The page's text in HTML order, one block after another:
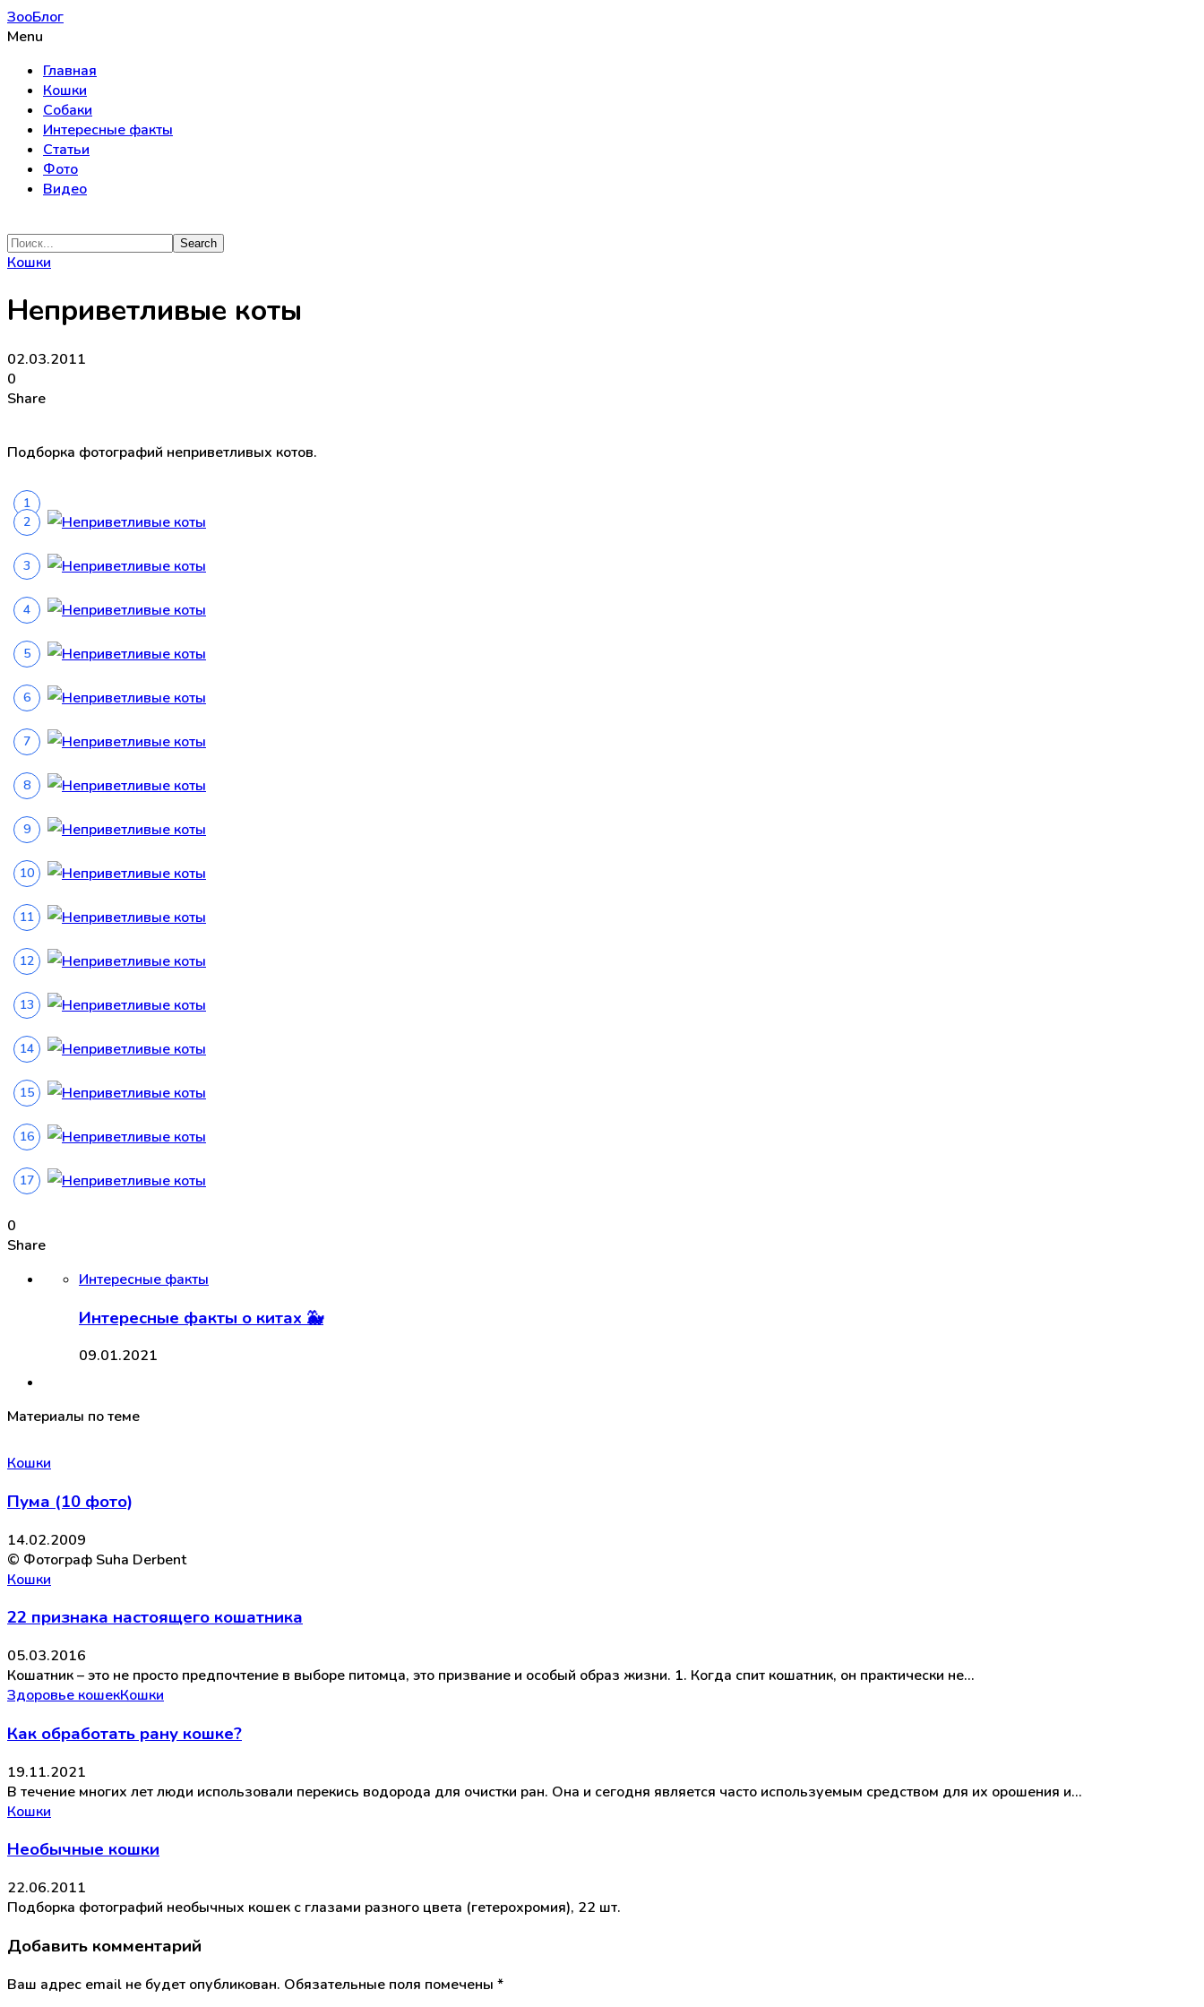
ЗооБлог
Menu
Главная
Кошки
Собаки
Интересные факты
Статьи
Фото
Видео
Кошки
Неприветливые коты
02.03.2011
0
Share
Подборка фотографий неприветливых котов.
0
Share
Интересные факты
Интересные факты о китах 🐳
09.01.2021
Материалы по теме
Кошки
Пума (10 фото)
14.02.2009
© Фотограф Suha Derbent
Кошки
22 признака настоящего кошатника
05.03.2016
Кошатник – это не просто предпочтение в выборе питомца, это призвание и особый образ жизни. 1. Когда спит кошатник, он практически не…
Здоровье кошекКошки
Как обработать рану кошке?
19.11.2021
В течение многих лет люди использовали перекись водорода для очистки ран. Она и сегодня является часто используемым средством для их орошения и…
Кошки
Необычные кошки
22.06.2011
Подборка фотографий необычных кошек с глазами разного цвета (гетерохромия), 22 шт.
Добавить комментарий
Ваш адрес email не будет опубликован. Обязательные поля помечены *